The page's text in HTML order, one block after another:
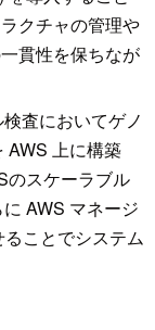
クチャの管理や
貫性を保ちなが
査においてゲノ
AWS 上に構築
のスケーラブル
AWS マネージ
ことでシステム